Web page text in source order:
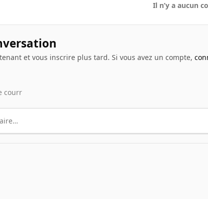
Il n’y a aucun
et vous inscrire plus tard. Si vous avez un compte,